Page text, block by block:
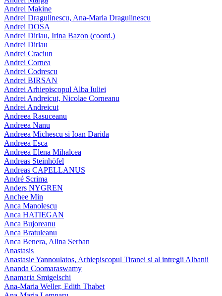
Andrei Makine
Andrei Dragulinescu, Ana-Maria Dragulinescu
Andrei DOSA
Andrei Dirlau, Irina Bazon (coord.)
Andrei Dirlau
Andrei Craciun
Andrei Cornea
Andrei Codrescu
Andrei BIRSAN
Andrei Arhiepiscopul Alba Iuliei
Andrei Andreicut, Nicolae Corneanu
Andrei Andreicut
Andreea Rasuceanu
Andreea Nanu
Andreea Michescu si Ioan Darida
Andreea Esca
Andreea Elena Mihalcea
Andreas Steinhöfel
Andreas CAPELLANUS
André Scrima
Anders NYGREN
Anchee Min
Anca Manolescu
Anca HATIEGAN
Anca Bujoreanu
Anca Bratuleanu
Anca Benera, Alina Serban
Anastasis
Anastasie Yannoulatos, Arhiepiscopul Tiranei si al intregii Albanii
Ananda Coomaraswamy
Anamaria Smigelschi
Ana-Maria Weller, Edith Thabet